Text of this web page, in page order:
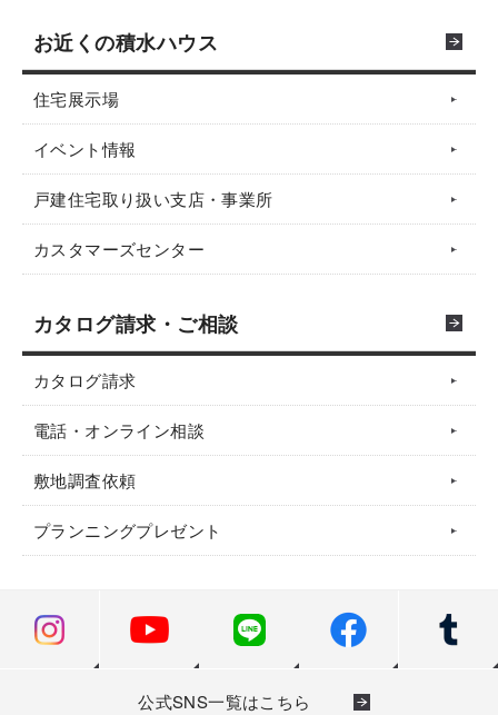
お近くの積水ハウス
住宅展示場
イベント情報
戸建住宅取り扱い支店・事業所
カスタマーズセンター
カタログ請求・ご相談
カタログ請求
電話・オンライン相談
敷地調査依頼
プランニングプレゼント
公式SNS一覧はこちら